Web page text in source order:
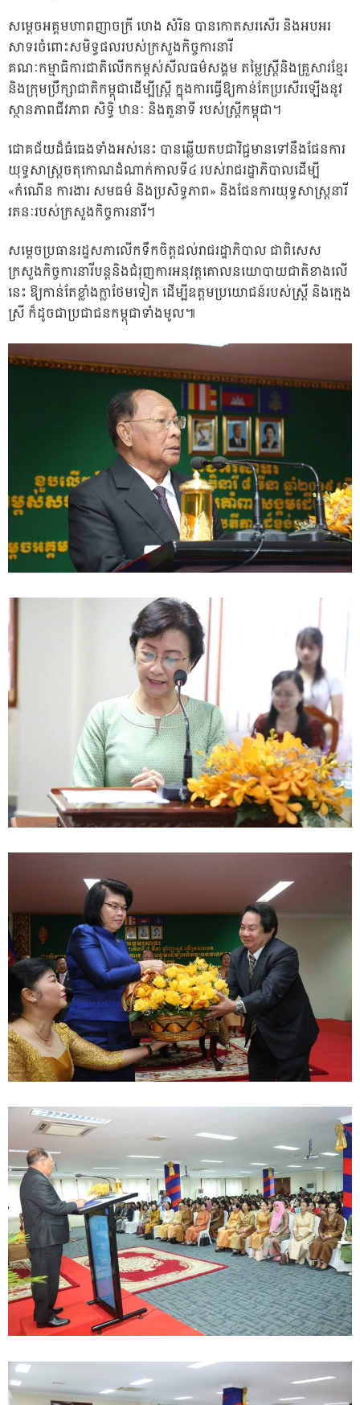
សម្តេចអគ្គមហាពញាចក្រី ហេង សំរិន បានកោតសរសើរ និងអបអរ
សាទរចំពោះសមិទ្ធផលរបស់ក្រសួងកិច្ចការនារី
គណៈកម្មាធិការជាតិលើកកម្ពស់សីលធម៌សង្គម តម្លៃស្រ្តីនិងគ្រួសារខ្មែរ
និងក្រុមប្រឹក្សាជាតិកម្ពុជាដើម្បីស្រ្តី ក្នុងការធ្វើឱ្យកាន់តែប្រសើរឡើងនូវ
ស្ថានភាពជីវភាព សិទ្ធិ ឋានៈ និងតួនាទី របស់ស្រ្តីកម្ពុជា។
ជោគជ័យដ៏ធំធេងទាំងអស់នេះ បានឆ្លើយតបជាវិជ្ជមានទៅនឹងផែនការ
យុទ្ធសាស្រ្តចតុកោណដំណាក់កាលទី៤ របស់រាជរដ្ឋាភិបាលដើម្បី
«កំណើន ការងារ សមធម៌ និងប្រសិទ្ធភាព» និងផែនការយុទ្ធសាស្រ្តនារី
រតនៈរបស់ក្រសួងកិច្ចការនារី។
សម្តេចប្រធានរដ្ឋសភាលើកទឹកចិត្តដល់រាជរដ្ឋាភិបាល ជាពិសេស
ក្រសួងកិច្ចការនារីបន្តនិងជំរុញការអនុវត្តគោលនយោបាយជាតិខាងលើ
នេះ ឱ្យកាន់តែខ្លាំងក្លាថែមទៀត ដើម្បីឧត្តមប្រយោជន៍របស់ស្ត្រី និងក្មេង
ស្រី ក៏ដូចជាប្រជាជនកម្ពុជាទាំងមូល៕